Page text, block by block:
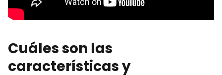
Cuáles son las
características y